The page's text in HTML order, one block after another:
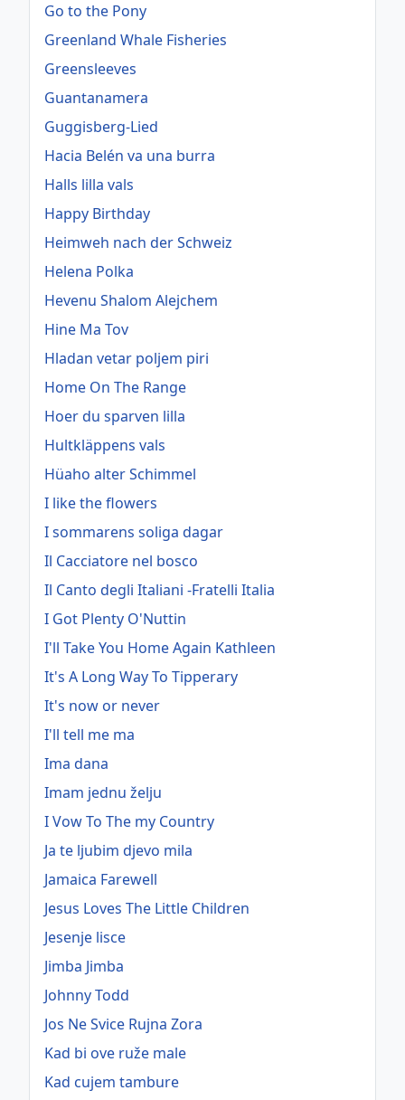
Go to the Pony
Greenland Whale Fisheries
Greensleeves
Guantanamera
Guggisberg-Lied
Hacia Belén va una burra
Halls lilla vals
Happy Birthday
Heimweh nach der Schweiz
Helena Polka
Hevenu Shalom Alejchem
Hine Ma Tov
Hladan vetar poljem piri
Home On The Range
Hoer du sparven lilla
Hultkläppens vals
Hüaho alter Schimmel
I like the flowers
I sommarens soliga dagar
Il Cacciatore nel bosco
Il Canto degli Italiani -Fratelli Italia
I Got Plenty O'Nuttin
I'll Take You Home Again Kathleen
It's A Long Way To Tipperary
It's now or never
I'll tell me ma
Ima dana
Imam jednu želju
I Vow To The my Country
Ja te ljubim djevo mila
Jamaica Farewell
Jesus Loves The Little Children
Jesenje lisce
Jimba Jimba
Johnny Todd
Jos Ne Svice Rujna Zora
Kad bi ove ruže male
Kad cujem tambure